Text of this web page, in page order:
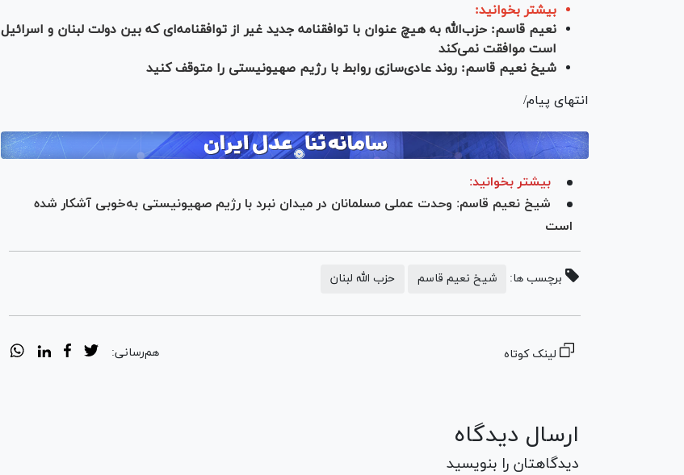
بیشتر بخوانید:
نعیم قاسم: حزب‌الله به هیچ عنوان با توافقنامه جدید غیر از توافقنامه‌ای که بین دولت لبنان و اسرائیل
است موافقت نمی‌کند
شیخ نعیم قاسم: روند عادی‌سازی روابط با رژیم صهیونیستی را متوقف کنید
انتهای پیام/
بیشتر بخوانید:
شیخ نعیم قاسم: وحدت عملی مسلمانان در میدان نبرد با رژیم صهیونیستی به‌خوبی آشکار شده
است
برچسب ها: شیخ نعیم قاسم حزب الله لبنان
لینک کوتاه هم‌رسانی:
ارسال دیدگاه
دیدگاهتان را بنویسید